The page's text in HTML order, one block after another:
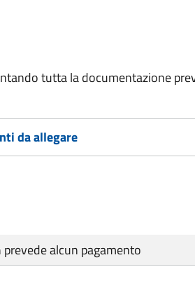
tutta la documentazione
da allegare
alcun pagamento